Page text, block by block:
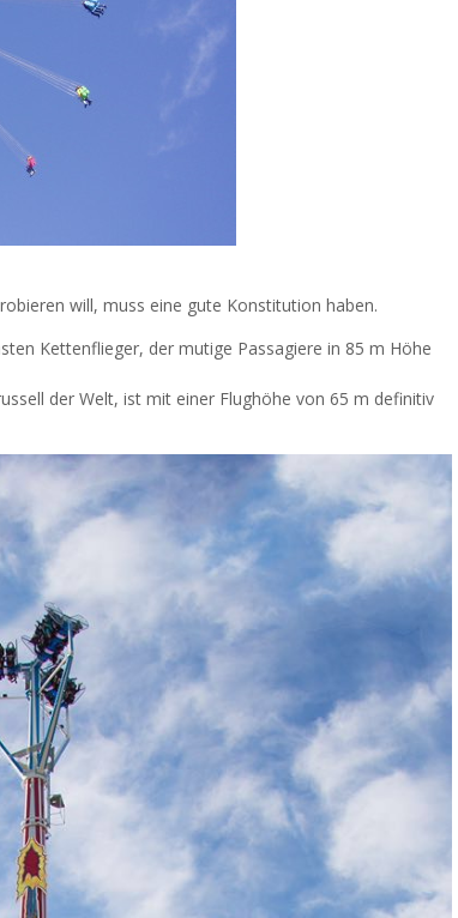
will, muss eine gute Konstitution haben.
Kettenflieger, der mutige Passagiere in 85 m Höhe
der Welt, ist mit einer Flughöhe von 65 m definitiv